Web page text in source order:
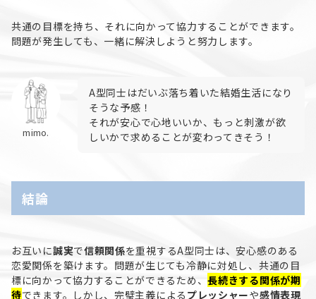
共通の目標を持ち、それに向かって協力することができます。
問題が発生しても、一緒に解決しようと努力します。
mimo.
A型同士はだいぶ落ち着いた結婚生活になり
そうな予感！
それが安心で心地いいか、もっと刺激が欲
しいかで求めることが変わってきそう！
結論
お互いに誠実で信頼関係を重視するA型同士は、安心感のある
恋愛関係を築けます。問題が生じても冷静に対処し、共通の目
標に向かって協力することができるため、長続きする関係が期
待できます。しかし、完璧主義による プレッシャーや感情表現